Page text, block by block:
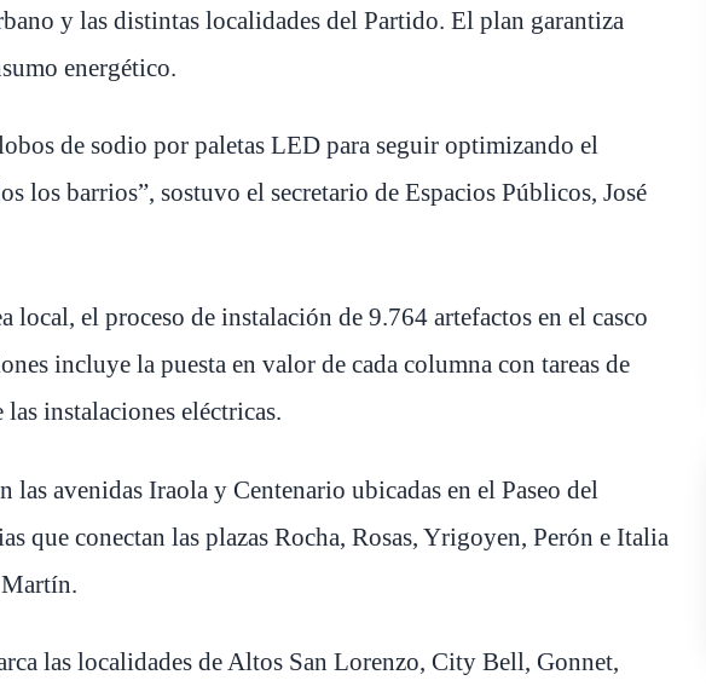
y las distintas localidades del Partido. El plan garantiza
energético.
de sodio por paletas LED para seguir optimizando el
los barrios”, sostuvo el secretario de Espacios Públicos, José
local, el proceso de instalación de 9.764 artefactos en el casco
incluye la puesta en valor de cada columna con tareas de
instalaciones eléctricas.
las avenidas Iraola y Centenario ubicadas en el Paseo del
que conectan las plazas Rocha, Rosas, Yrigoyen, Perón e Italia
Martín.
las localidades de Altos San Lorenzo, City Bell, Gonnet,